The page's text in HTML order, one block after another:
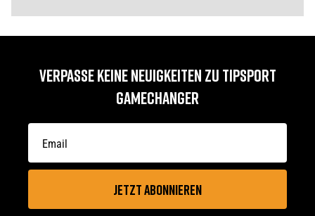
VERPASSE KEINE NEUIGKEITEN ZU TIPSPORT
GAMECHANGER